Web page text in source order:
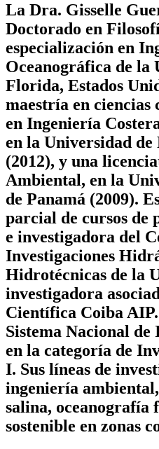
La Dra. Gisselle
Doctorado en
especialización en
Oceanográfica de la
Florida, Estados
maestría en ciencias
en Ingeniería
en la Universidad
(2012), y una
Ambiental, en la
de Panamá (2009).
parcial de cursos de
e investigadora del
Investigaciones
Hidrotécnicas de la
investigadora
Científica Coiba AIP.
Sistema Nacional
en la categoría de
I. Sus líneas de
ingeniería
salina, oceanografía
sostenible en zonas